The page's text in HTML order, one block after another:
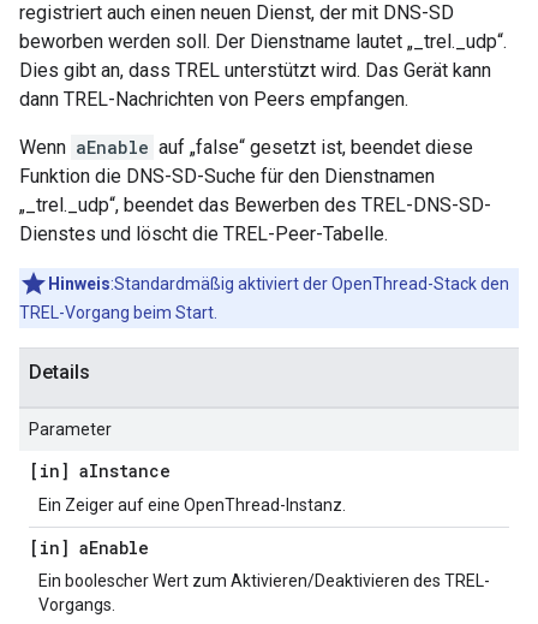
registriert auch einen neuen Dienst, der mit DNS-SD
beworben werden soll. Der Dienstname lautet „_trel._udp“.
Dies gibt an, dass TREL unterstützt wird. Das Gerät kann
dann TREL-Nachrichten von Peers empfangen.
Wenn aEnable auf „false“ gesetzt ist, beendet diese
Funktion die DNS-SD-Suche für den Dienstnamen
„_trel._udp“, beendet das Bewerben des TREL-DNS-SD-
Dienstes und löscht die TREL-Peer-Tabelle.
Hinweis:Standardmäßig aktiviert der OpenThread-Stack den
TREL-Vorgang beim Start.
Details
Parameter
[in] aInstance
Ein Zeiger auf eine OpenThread-Instanz.
[in] aEnable
Ein boolescher Wert zum Aktivieren/Deaktivieren des TREL-
Vorgangs.